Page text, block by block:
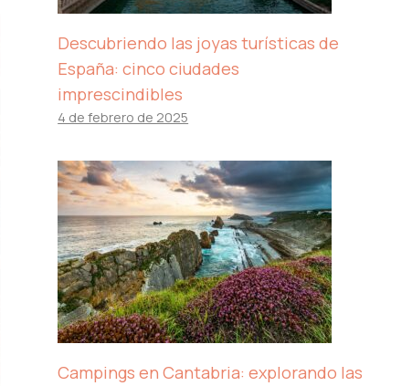
Descubriendo las joyas turísticas de
España: cinco ciudades
imprescindibles
4 de febrero de 2025
Campings en Cantabria: explorando las